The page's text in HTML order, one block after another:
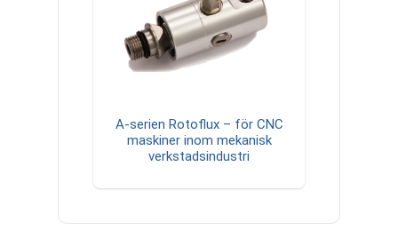
A-serien Rotoflux – för CNC
maskiner inom mekanisk
verkstadsindustri